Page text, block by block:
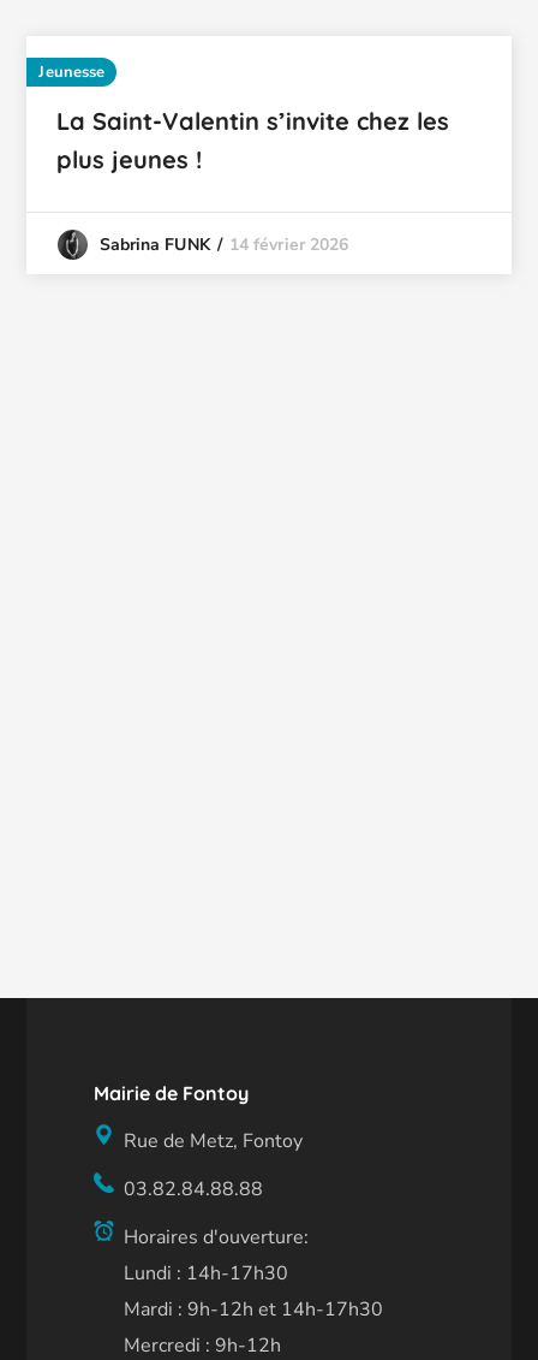
Jeunesse
La Saint-Valentin s’invite chez les
plus jeunes !
Sabrina FUNK 14 février 2026
Mairie de Fontoy
Rue de Metz, Fontoy
03.82.84.88.88
Horaires d'ouverture:
Lundi : 14h-17h30
Mardi : 9h-12h et 14h-17h30
Mercredi : 9h-12h